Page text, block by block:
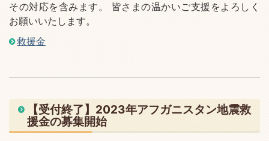
その対応を含みます。 皆さまの温かいご支援をよろしく
お願いいたします。
救援金
【受付終了】2023年アフガニスタン地震救
援金の募集開始